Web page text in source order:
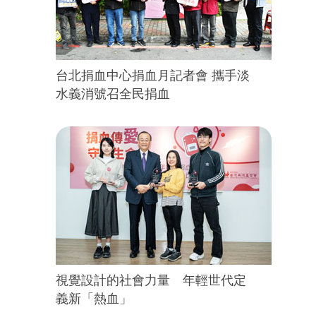
台北捐血中心捐血月記者會 攜手淡
水義消號召全民捐血
視覺設計的社會力量 年輕世代定
義新「熱血」